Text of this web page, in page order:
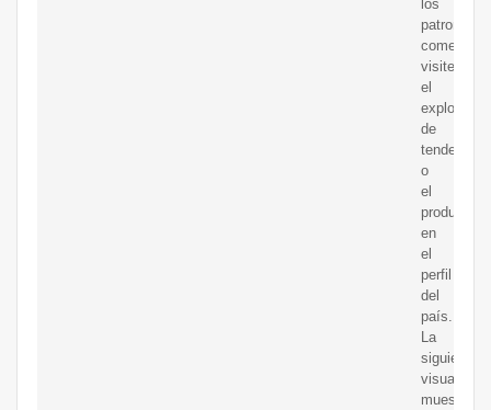
los
patrones
visite
el
explorador
de
tendencias
o
el
producto
en
el
perfil
del
país.
La
siguiente
muestra